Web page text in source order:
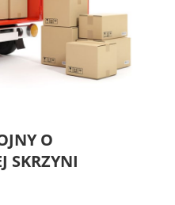
O
SKRZYNI